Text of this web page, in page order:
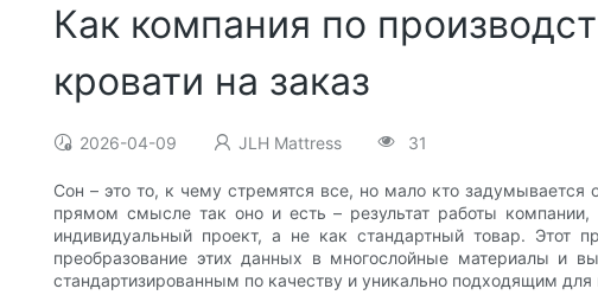
Как компания по
кровати на заказ
2026-04-09 JLH Mattress 31
Сон – это то, к чему стремятся все, но мало кто
прямом смысле так оно и есть – результат работы
индивидуальный проект, а не как стандартный товар. Этот
преобразование этих данных в многослойные материалы и
стандартизированным по качеству и уникально подходящим